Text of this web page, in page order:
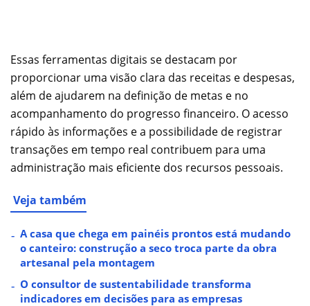
Essas ferramentas digitais se destacam por
proporcionar uma visão clara das receitas e despesas,
além de ajudarem na definição de metas e no
acompanhamento do progresso financeiro. O acesso
rápido às informações e a possibilidade de registrar
transações em tempo real contribuem para uma
administração mais eficiente dos recursos pessoais.
Veja também
A casa que chega em painéis prontos está mudando
o canteiro: construção a seco troca parte da obra
artesanal pela montagem
O consultor de sustentabilidade transforma
indicadores em decisões para as empresas